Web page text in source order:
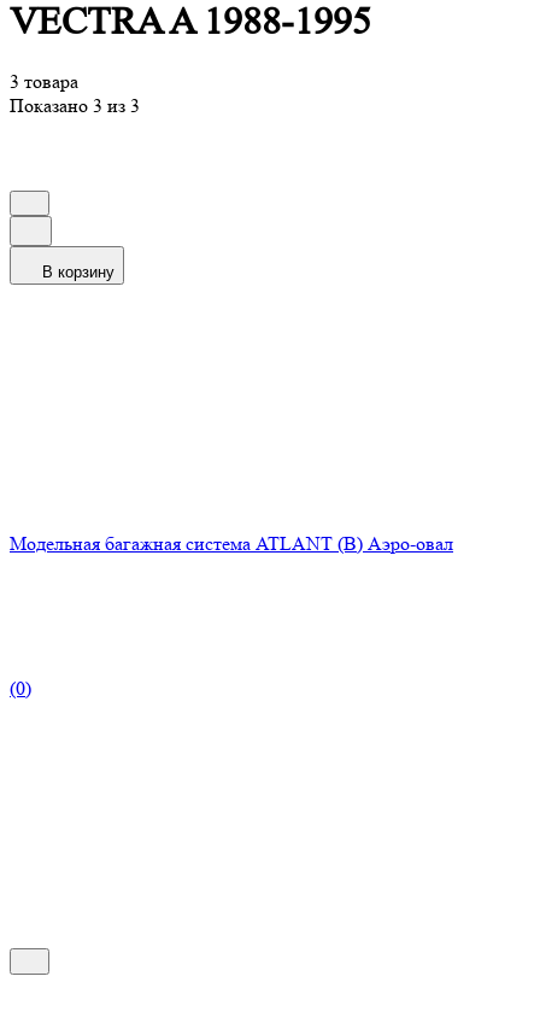
VECTRA A 1988-1995
3 товара
Показано 3 из 3
В корзину
Модельная багажная система ATLANT (B) Аэро-овал
(0)